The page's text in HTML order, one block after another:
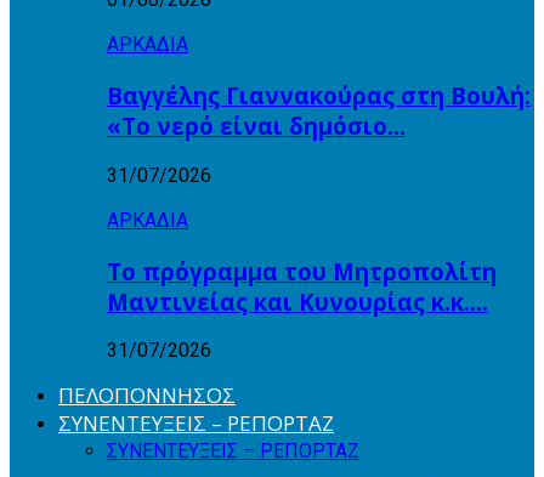
ΑΡΚΑΔΙΑ
Βαγγέλης Γιαννακούρας στη Βουλή:
«Το νερό είναι δημόσιο…
31/07/2026
ΑΡΚΑΔΙΑ
Το πρόγραμμα του Μητροπολίτη
Μαντινείας και Κυνουρίας κ.κ….
31/07/2026
ΠΕΛΟΠΟΝΝΗΣΟΣ
ΣΥΝΕΝΤΕΥΞΕΙΣ – ΡΕΠΟΡΤΑΖ
ΣΥΝΕΝΤΕΥΞΕΙΣ – ΡΕΠΟΡΤΑΖ